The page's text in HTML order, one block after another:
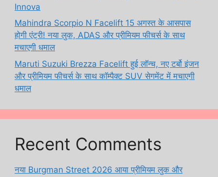
Innova
Mahindra Scorpio N Facelift 15 अगस्त के आसपास
होगी एंट्री! नया लुक, ADAS और प्रीमियम फीचर्स के साथ
मचाएगी धमाल
Maruti Suzuki Brezza Facelift हुई लॉन्च, नए टर्बो इंजन
और प्रीमियम फीचर्स के साथ कॉम्पैक्ट SUV सेगमेंट में मचाएगी
धमाल
Recent Comments
नया Burgman Street 2026 आया प्रीमियम लुक और